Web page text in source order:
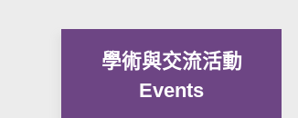
學術與交流活動
Events